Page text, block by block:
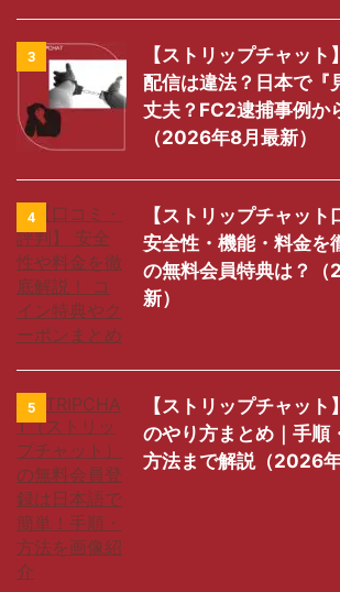
3
【ストリップチャッ
配信は違法？日本で『
丈夫？FC2逮捕事例か
（2026年8月最新）
4
【ストリップチャット
安全性・機能・料金を
の無料会員特典は？
新）
5
【ストリップチャッ
のやり方まとめ｜手順
方法まで解説（2026年